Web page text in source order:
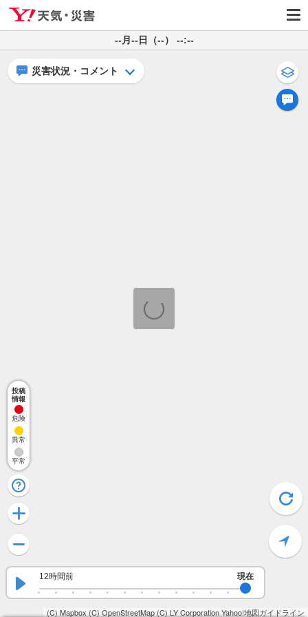
--月--日（--） --:--
(C) Mapbox (C) OpenStreetMap(C) LY CorporationYahoo!地図ガイドライン
災害状況・コメント
12時間前 現在
投稿
情報
危険
異常
平常